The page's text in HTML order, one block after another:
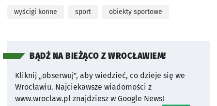
wyścigi konne sport obiekty sportowe
BĄDŹ NA BIEŻĄCO Z WROCŁAWIEM!
Kliknij „obserwuj”, aby wiedzieć, co dzieje się we
Wrocławiu. Najciekawsze wiadomości z
www.wroclaw.pl znajdziesz w Google News!